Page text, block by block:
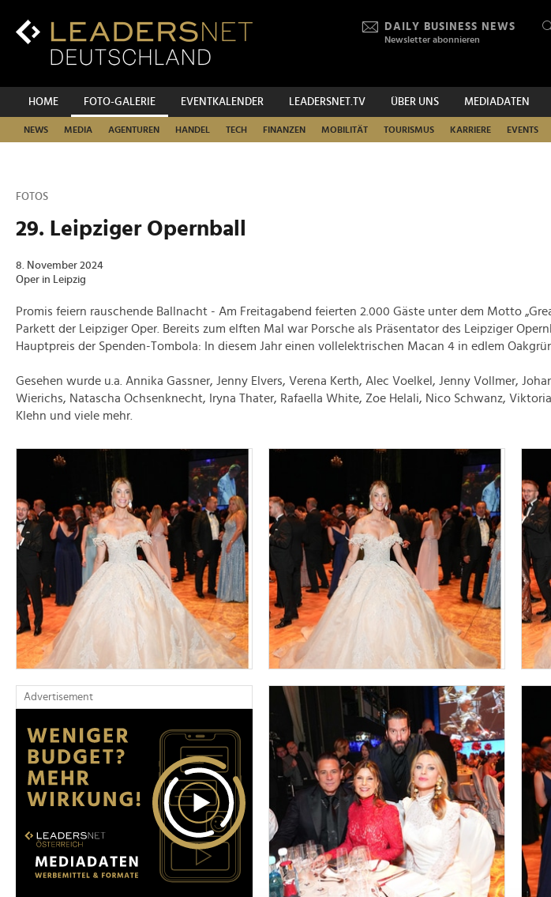
Inhalt
Hauptnavigation
DAILY BUSINESS NEWS
Newsletter abonnieren
HOME FOTO-GALERIE EVENTKALENDER LEADERSNET.TV ÜBER UNS MEDIADATEN
NEWS MEDIA AGENTUREN HANDEL TECH FINANZEN MOBILITÄT TOURISMUS KARRIERE EVENTS
FOTOS
29. Leipziger Opernball
8. November 2024
Oper in Leipzig
Promis feiern rauschende Ballnacht - Am Freitagabend feierten 2.000 Gäste unter dem Motto
Parkett der Leipziger Oper. Bereits zum elften Mal war Porsche als Präsentator des Leipziger
Hauptpreis der Spenden-Tombola: In diesem Jahr einen vollelektrischen Macan 4 in edlem
Gesehen wurde u.a. Annika Gassner, Jenny Elvers, Verena Kerth, Alec Voelkel, Jenny Vollmer,
Wierichs, Natascha Ochsenknecht,
Iryna Thater, Rafaella White, Zoe Helali, Nico Schwanz,
Klehn und viele mehr.
Advertisement